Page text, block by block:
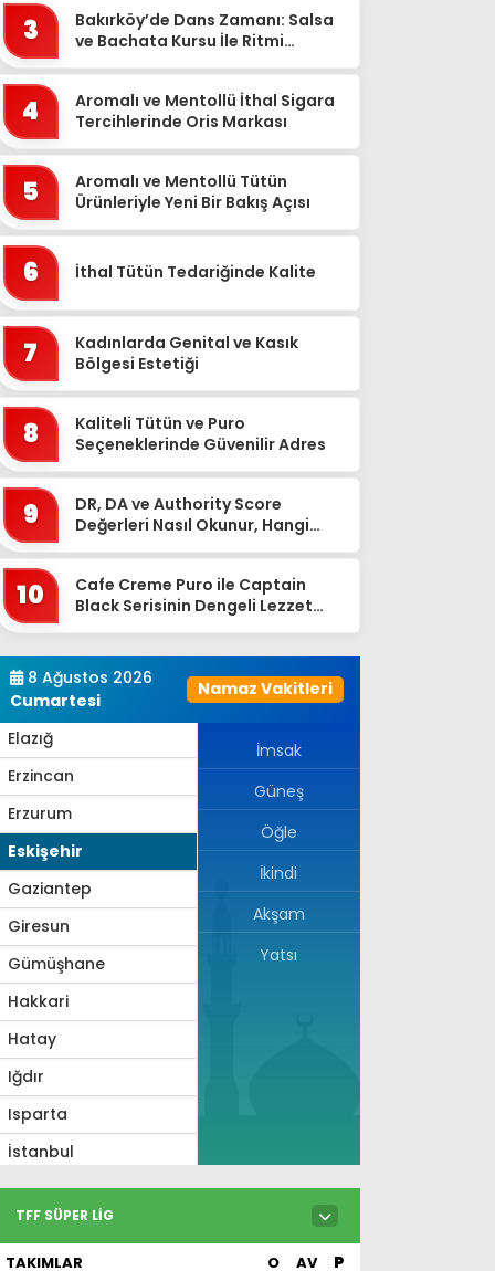
3
Bakırköy’de Dans Zamanı: Salsa
ve Bachata Kursu İle Ritmi
4
Aromalı ve Mentollü İthal Sigara
Tercihlerinde Oris Markası
5
Aromalı ve Mentollü Tütün
Ürünleriyle Yeni Bir Bakış Açısı
6 İthal Tütün Tedariğinde Kalite
7
Kadınlarda Genital ve Kasık
Bölgesi Estetiği
8
Kaliteli Tütün ve Puro
Seçeneklerinde Güvenilir Adres
9
DR, DA ve Authority Score
Değerleri Nasıl Okunur, Hangi
10
Cafe Creme Puro ile Captain
Black Serisinin Dengeli Lezzet
8 Ağustos 2026
Cumartesi
Namaz Vakitleri
Artvin
Aydın
Balıkesir
Bartın
Batman
Bayburt
Bilecik
Bingöl
Bitlis
Bolu
Burdur
Bursa
Çanakkale
Çankırı
Çorum
Denizli
Diyarbakır
Düzce
Edirne
Elazığ
Erzincan
Erzurum
Eskişehir
Gaziantep
Giresun
Gümüşhane
Hakkari
Hatay
Iğdır
Isparta
İstanbul
İzmir
Kahramanmaraş
Karabük
İmsak
Güneş
Öğle
İkindi
Akşam
Yatsı
TFF SÜPER LIG
TAKIMLAR O AV P